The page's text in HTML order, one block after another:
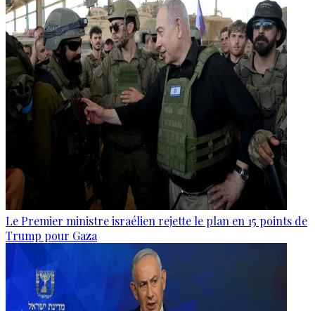
Le Premier ministre israélien rejette le plan en 15 points de
Trump pour Gaza